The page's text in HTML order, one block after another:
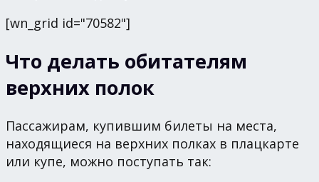
[wn_grid id="70582"]
Что делать обитателям
верхних полок
Пассажирам, купившим билеты на места,
находящиеся на верхних полках в плацкарте
или купе, можно поступать так: